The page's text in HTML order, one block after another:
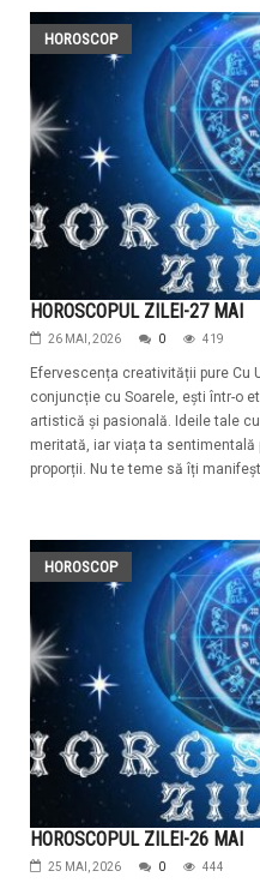
HOROSCOP
HOROSCOPUL ZILEI-27 MAI
26 MAI, 2026 0 419
Efervescența creativității pure Cu
conjuncție cu Soarele, ești într-o
artistică și pasională. Ideile tale
meritată, iar viața ta
proporții. Nu te teme să îți
HOROSCOP
HOROSCOPUL ZILEI-26 MAI
25 MAI, 2026 0 444